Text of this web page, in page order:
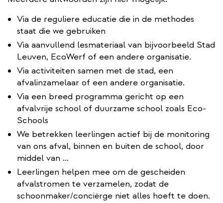
Via de reguliere educatie die in de methodes
staat die we gebruiken
Via aanvullend lesmateriaal van bijvoorbeeld Stad
Leuven, EcoWerf of een andere organisatie.
Via activiteiten samen met de stad, een
afvalinzamelaar of een andere organisatie.
Via een breed programma gericht op een
afvalvrije school of duurzame school zoals Eco-
Schools
We betrekken leerlingen actief bij de monitoring
van ons afval, binnen en buiten de school, door
middel van ...
Leerlingen helpen mee om de gescheiden
afvalstromen te verzamelen, zodat de
schoonmaker/conciërge niet alles hoeft te doen.